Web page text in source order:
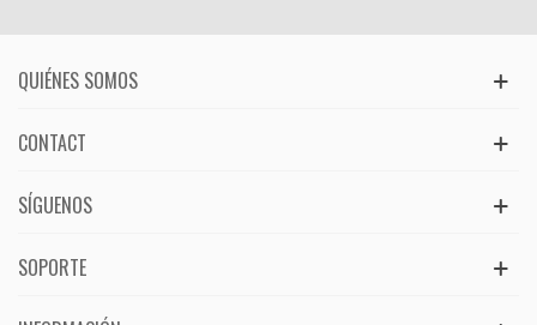
QUIÉNES SOMOS
CONTACT
SÍGUENOS
SOPORTE